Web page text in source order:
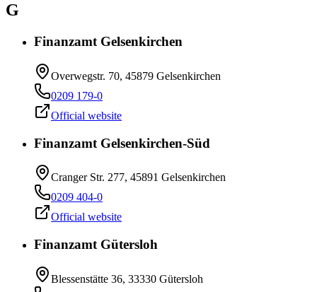
G
Finanzamt Gelsenkirchen
Overwegstr. 70, 45879 Gelsenkirchen
0209 179-0
Official website
Finanzamt Gelsenkirchen-Süd
Cranger Str. 277, 45891 Gelsenkirchen
0209 404-0
Official website
Finanzamt Gütersloh
Blessenstätte 36, 33330 Gütersloh